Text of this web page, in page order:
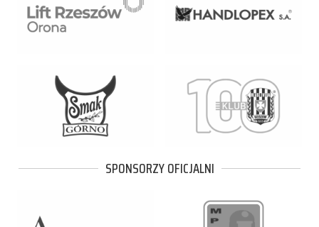
SPONSORZY OFICJALNI